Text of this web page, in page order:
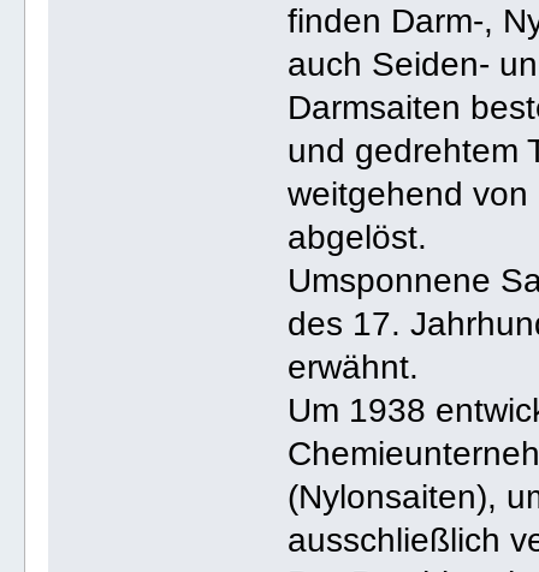
finden Darm-,
auch Seiden-
Darmsaiten
und gedrehtem
weitgehend
abgelöst.
Umsponnene
des 17.
erwähnt.
Um 1938
(Nylonsaiten),
ausschließlich